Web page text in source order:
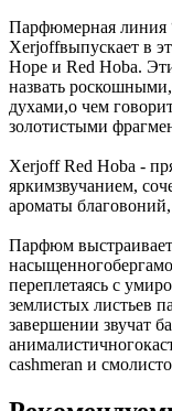
Парфюмерная линия
Xerjoffвыпускает в
Hope и Red Hoba.
назвать
духами,о чем
золотистыми
Xerjoff Red Hoba -
яркимзвучанием,
ароматы
Парфюм
переплетаясь с
землистых листьев
завершении звучат
cashmeran и